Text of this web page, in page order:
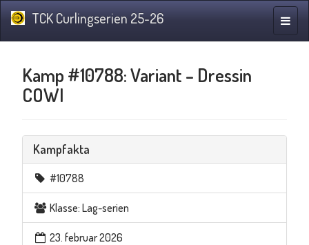
TCK Curlingserien 25-26
Kamp #10788: Variant – Dressin
COWI
Kampfakta
#10788
Klasse: Lag-serien
23. februar 2026